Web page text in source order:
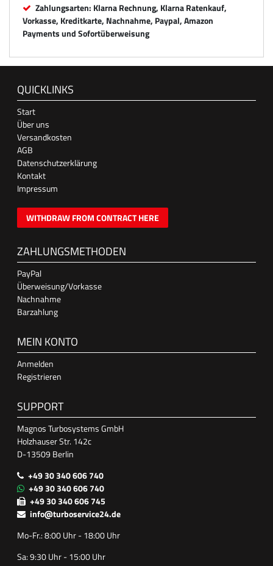
Zahlungsarten: Klarna Rechnung, Klarna Ratenkauf,
Vorkasse, Kreditkarte, Nachnahme, Paypal, Amazon
Payments und Sofortüberweisung
QUICKLINKS
Start
Über uns
Versandkosten
AGB
Datenschutzerklärung
Kontakt
Impressum
WITHDRAW FROM CONTRACT HERE
ZAHLUNGSMETHODEN
PayPal
Überweisung/Vorkasse
Nachnahme
Barzahlung
MEIN KONTO
Anmelden
Registrieren
SUPPORT
Magnos Turbosystems GmbH
Holzhauser Str. 142c
D-13509 Berlin
+49 30 340 606 740
+49 30 340 606 740
+49 30 340 606 745
info@turboservice24.de
Mo-Fr.: 8:00 Uhr - 18:00 Uhr
Sa: 9:30 Uhr - 15:00 Uhr